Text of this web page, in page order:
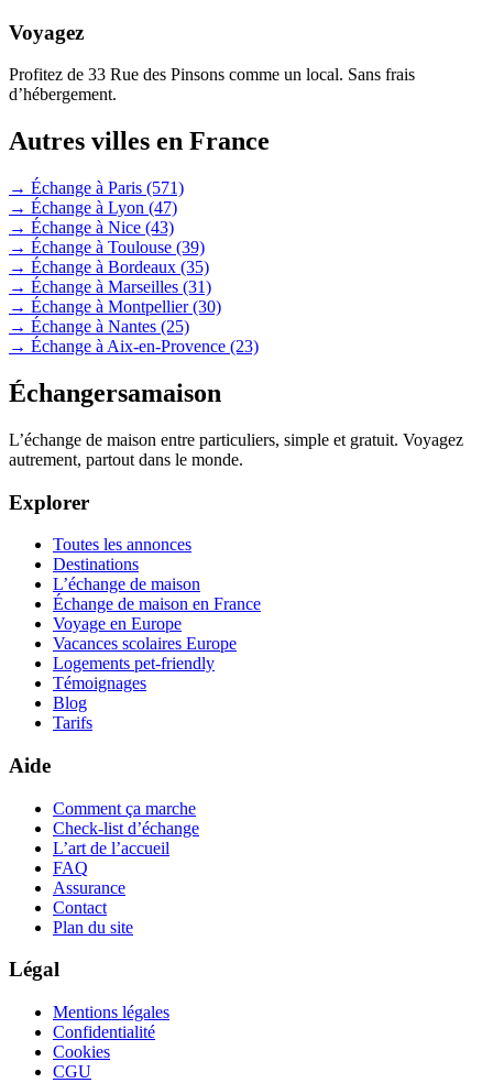
Voyagez
Profitez de 33 Rue des Pinsons comme un local. Sans frais
d’hébergement.
Autres villes en France
→ Échange à Paris (571)
→ Échange à Lyon (47)
→ Échange à Nice (43)
→ Échange à Toulouse (39)
→ Échange à Bordeaux (35)
→ Échange à Marseilles (31)
→ Échange à Montpellier(30)
→ Échange à Nantes (25)
→ Échange à Aix-en-Provence (23)
Échangersamaison
L’échange de maison entre particuliers, simple et gratuit. Voyagez
autrement, partout dans le monde.
Explorer
Toutes les annonces
Destinations
L’échange de maison
Échange de maison en France
Voyage en Europe
Vacances scolaires Europe
Logements pet-friendly
Témoignages
Blog
Tarifs
Aide
Comment ça marche
Check-list d’échange
L’art de l’accueil
FAQ
Assurance
Contact
Plan du site
Légal
Mentions légales
Confidentialité
Cookies
CGU